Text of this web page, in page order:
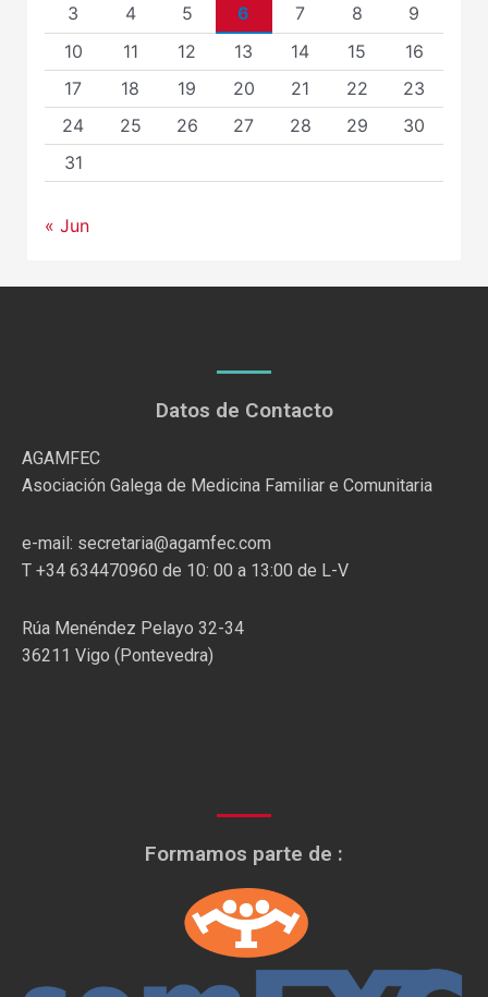
3
4 5 6 7 8
9
10
11 12 13 14 15
16
17
18 19 20 21 22
23
24
25 26 27 28 29
30
31
« Jun
Datos de Contacto
AGAMFEC
Asociación Galega de Medicina Familiar e Comunitaria
e-mail: secretaria@agamfec.com
T +34 634470960 de 10: 00 a 13:00 de L-V
Rúa Menéndez Pelayo 32-34
36211 Vigo (Pontevedra)
Formamos parte de :